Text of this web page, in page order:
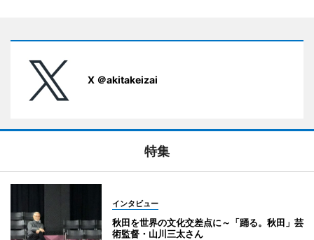
X ＠akitakeizai
特集
インタビュー
秋田を世界の文化交差点に～「踊る。秋田」芸
術監督・山川三太さん